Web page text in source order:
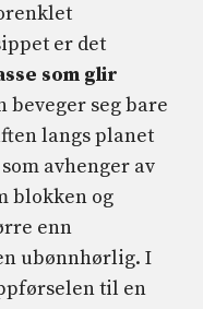
er det
som glir
beveger seg bare
langs planet
avhenger av
blokken og
enn
ubønnhørlig. I
til en